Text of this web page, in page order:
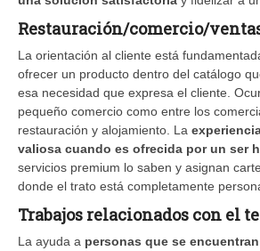
Restauración/comercio/
La orientación al cliente está
ofrecer un producto dentro del catálogo
esa necesidad que expresa el cliente.
pequeño comercio como entre los
restauración y alojamiento. La
valiosa cuando es ofrecida por un ser
servicios premium lo saben y asignan
donde el trato está completamente
Trabajos relacionados con el
La ayuda a personas que se